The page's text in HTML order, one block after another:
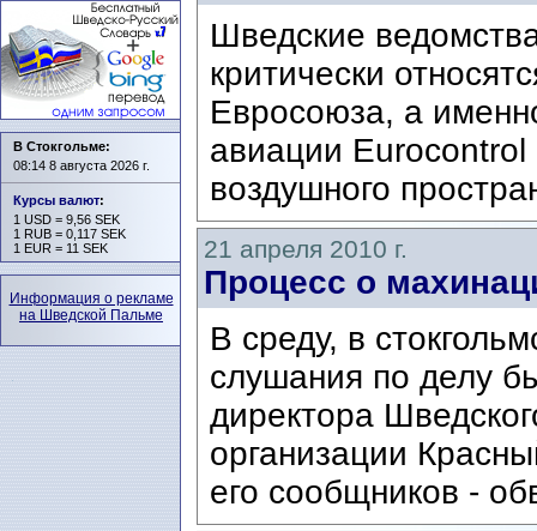
Шведские
критически
Евросоюза, а
авиации
воздушного
21 апреля 2010 г.
Процесс о
В среду, в
слушания по делу
директора
организации
его сообщников -
В Стокгольме:
08:14 8 августа 2026 г.
Курсы валют:
1 USD = 9,56 SEK
1 RUB = 0,117 SEK
1 EUR = 11 SEK
Информация о рекламе
на Шведской Пальме